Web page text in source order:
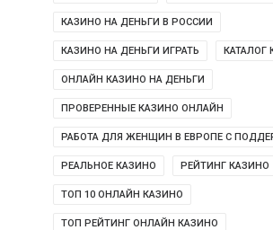
КАЗИНО НА ДЕНЬГИ В РОССИИ
КАЗИНО НА ДЕНЬГИ ИГРАТЬ КАТАЛОГ
ОНЛАЙН КАЗИНО НА ДЕНЬГИ
ПРОВЕРЕННЫЕ КАЗИНО ОНЛАЙН
РАБОТА ДЛЯ ЖЕНЩИН В ЕВРОПЕ С
РЕАЛЬНОЕ КАЗИНО РЕЙТИНГ КАЗИНО
ТОП 10 ОНЛАЙН КАЗИНО
ТОП РЕЙТИНГ ОНЛАЙН КАЗИНО